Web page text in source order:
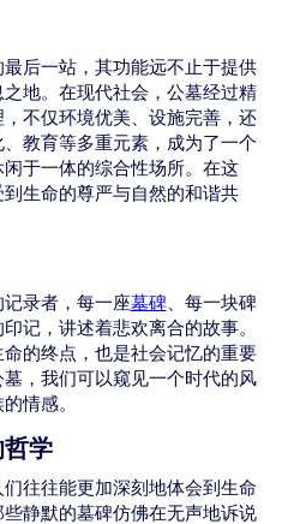
后一站，其功能远不止于提供
地。在现代社会，公墓经过精
不仅环境优美、设施完善，还
教育等多重元素，成为了一个
于一体的综合性场所。在这
生命的尊严与自然的和谐共
录者，每一座墓碑、每一块碑
记，讲述着悲欢离合的故事。
的终点，也是社会记忆的重要
，我们可以窥见一个时代的风
情感。
学
往往能更加深刻地体会到生命
静默的墓碑仿佛在无声地诉说